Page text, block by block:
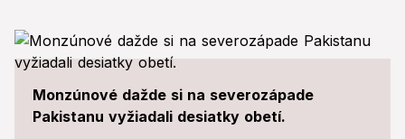
Monzúnové dažde si na severozápade
Pakistanu vyžiadali desiatky obetí.